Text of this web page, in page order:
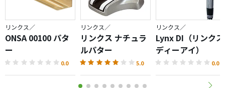
リンクス／
ONSA 00100 パタ
ー
0.0
リンクス／
リンクス ナチュラ
ルパター
5.0
リンクス／
Lynx DI（リンクス
ディーアイ）
0.0